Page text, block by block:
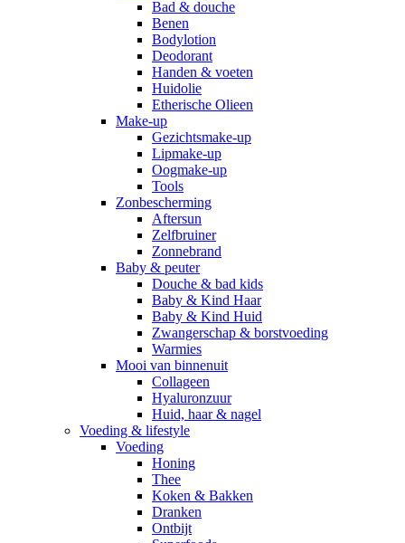
Bad & douche
Benen
Bodylotion
Deodorant
Handen & voeten
Huidolie
Etherische Olieen
Make-up
Gezichtsmake-up
Lipmake-up
Oogmake-up
Tools
Zonbescherming
Aftersun
Zelfbruiner
Zonnebrand
Baby & peuter
Douche & bad kids
Baby & Kind Haar
Baby & Kind Huid
Zwangerschap & borstvoeding
Warmies
Mooi van binnenuit
Collageen
Hyaluronzuur
Huid, haar & nagel
Voeding & lifestyle
Voeding
Honing
Thee
Koken & Bakken
Dranken
Ontbijt